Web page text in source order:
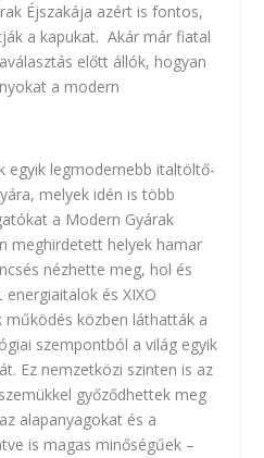
Éjszakája azért is fontos,
a kapukat. Akár már fiatal
előtt állók, hogyan
a modern
egyik legmodernebb italtöltő-
melyek idén is több
a Modern Gyárak
meghirdetett helyek hamar
nézhette meg, hol és
energiaitalok és XIXO
működés közben láthatták a
szempontból a világ egyik
Ez nemzetközi szinten is az
győződhettek meg
alapanyagokat és a
is magas minőségűek –